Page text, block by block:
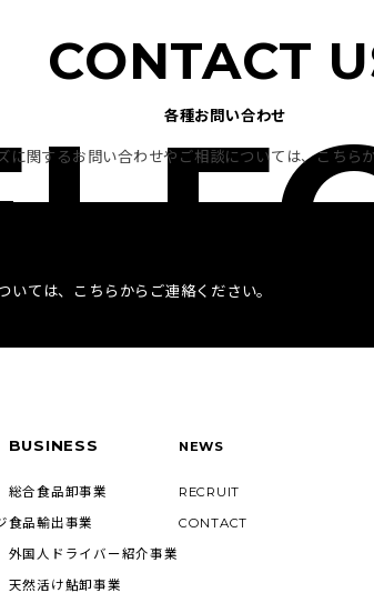
CONTACT
各種お問い合わせ
に関するお問い合わせやご相談については、こちら
ては、こちらからご連絡ください。
BUSINESS
総合食品卸事業
食品輸出事業
外国人ドライバー紹介事業
天然活け鮎卸事業
NEWS
RECRUIT
CONTACT